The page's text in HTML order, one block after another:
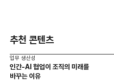
추천 콘텐츠
업무 생산성
인간-AI 협업이 조직의 미래를
바꾸는 이유